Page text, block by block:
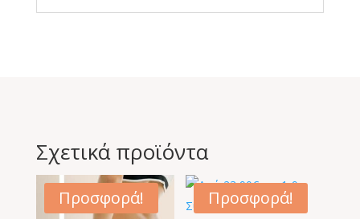
Σχετικά προϊόντα
Προσφορά! Προσφορά!